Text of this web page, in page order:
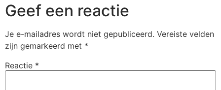
Geef een reactie
Je e-mailadres wordt niet gepubliceerd. Vereiste velden
zijn gemarkeerd met *
Reactie *